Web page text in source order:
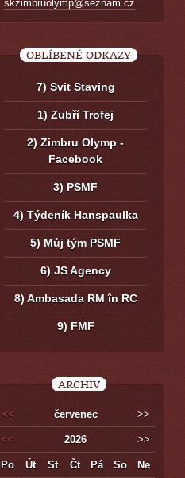
skzimbruolymp@seznam.cz
OBLÍBENÉ ODKAZY
7) Svit Staving
1) Zubří Trofej
2) Zimbru Olymp -
Facebook
3) PSMF
4) Týdeník Hanspaulka
5) Můj tým PSMF
6) JS Agency
8) Ambasada RM în RC
9) FMF
ARCHIV
<< červenec >>
<< 2026 >>
Po Út St Čt Pá So Ne